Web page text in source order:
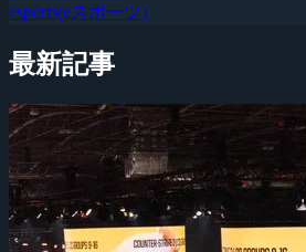
esports(eスポーツ)
最新記事